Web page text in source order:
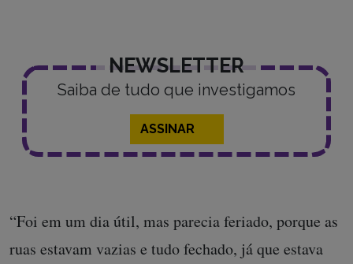
NEWSLETTER
Saiba de tudo que investigamos
ASSINAR
“Foi em um dia útil, mas parecia feriado, porque as
ruas estavam vazias e tudo fechado, já que estava